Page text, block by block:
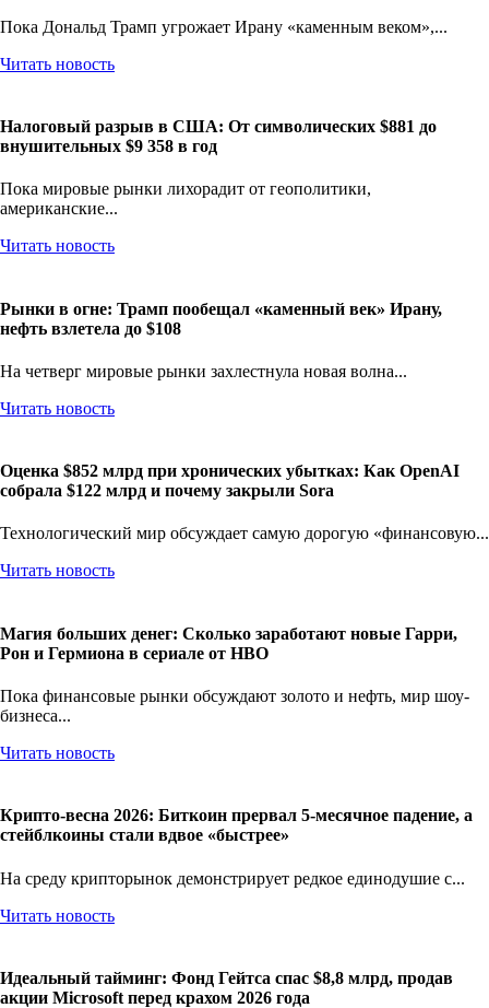
Пока Дональд Трамп угрожает Ирану «каменным веком»,...
Читать новость
Налоговый разрыв в США: От символических $881 до
внушительных $9 358 в год
Пока мировые рынки лихорадит от геополитики,
американские...
Читать новость
Рынки в огне: Трамп пообещал «каменный век» Ирану,
нефть взлетела до $108
На четверг мировые рынки захлестнула новая волна...
Читать новость
Оценка $852 млрд при хронических убытках: Как OpenAI
собрала $122 млрд и почему закрыли Sora
Технологический мир обсуждает самую дорогую «финансовую...
Читать новость
Магия больших денег: Сколько заработают новые Гарри,
Рон и Гермиона в сериале от HBO
Пока финансовые рынки обсуждают золото и нефть, мир шоу-
бизнеса...
Читать новость
Крипто-весна 2026: Биткоин прервал 5-месячное падение, а
стейблкоины стали вдвое «быстрее»
На среду крипторынок демонстрирует редкое единодушие с...
Читать новость
Идеальный тайминг: Фонд Гейтса спас $8,8 млрд, продав
акции Microsoft перед крахом 2026 года